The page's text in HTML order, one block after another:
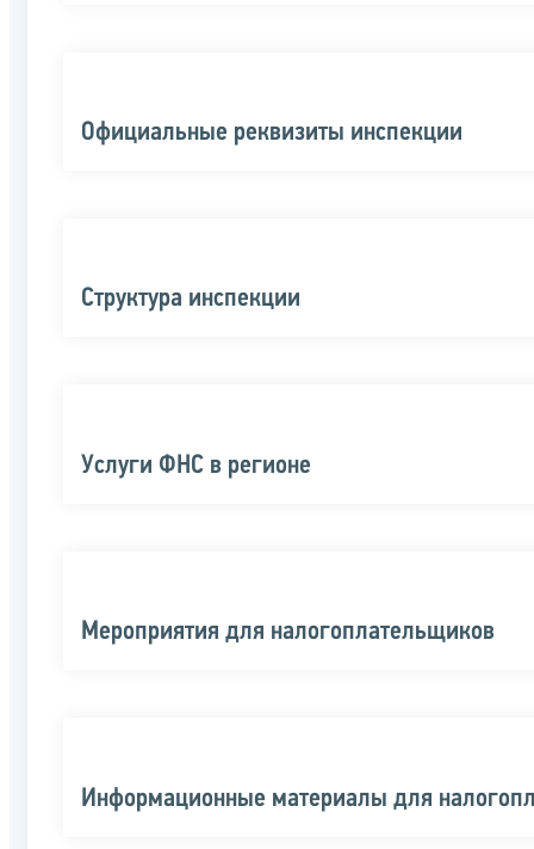
Официальные реквизиты инспекции
Структура инспекции
Услуги ФНС в регионе
Мероприятия для налогоплательщиков
Информационные материалы для